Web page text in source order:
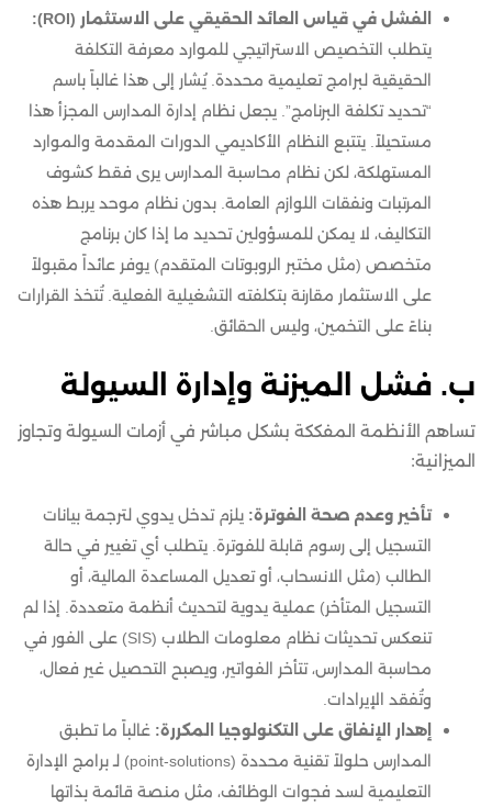
الفشل في قياس العائد الحقيقي على الاستثمار (ROI):
يتطلب التخصيص الاستراتيجي للموارد معرفة التكلفة
الحقيقية لبرامج تعليمية محددة. يُشار إلى هذا غالباً باسم
“تحديد تكلفة البرنامج”. يجعل نظام إدارة المدارس المجزأ هذا
مستحيلاً. يتتبع النظام الأكاديمي الدورات المقدمة والموارد
المستهلكة، لكن نظام محاسبة المدارس يرى فقط كشوف
المرتبات ونفقات اللوازم العامة. بدون نظام موحد يربط هذه
التكاليف، لا يمكن للمسؤولين تحديد ما إذا كان برنامج
متخصص (مثل مختبر الروبوتات المتقدم) يوفر عائداً مقبولاً
على الاستثمار مقارنة بتكلفته التشغيلية الفعلية. تُتخذ القرارات
بناءً على التخمين، وليس الحقائق.
ب. فشل الميزنة وإدارة السيولة
تساهم الأنظمة المفككة بشكل مباشر في أزمات السيولة وتجاوز
الميزانية:
تأخير وعدم صحة الفوترة: يلزم تدخل يدوي لترجمة بيانات
التسجيل إلى رسوم قابلة للفوترة. يتطلب أي تغيير في حالة
الطالب (مثل الانسحاب، أو تعديل المساعدة المالية، أو
التسجيل المتأخر) عملية يدوية لتحديث أنظمة متعددة. إذا لم
تنعكس تحديثات نظام معلومات الطلاب (SIS) على الفور في
محاسبة المدارس، تتأخر الفواتير، ويصبح التحصيل غير فعال،
وتُفقد الإيرادات.
إهدار الإنفاق على التكنولوجيا المكررة: غالباً ما تطبق
المدارس حلولاً تقنية محددة (point-solutions) لـ برامج الإدارة
التعليمية لسد فجوات الوظائف، مثل منصة قائمة بذاتها